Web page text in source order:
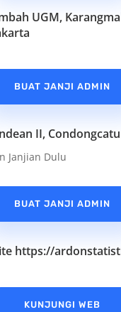
UGM,
BUAT JANJI ADMIN
II,
Janjian Dulu
BUAT JANJI ADMIN
https://
KUNJUNGI WEB